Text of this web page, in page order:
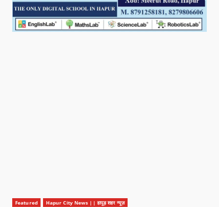
Featured Hapur City News || हापुड़ शहर न्यूज़